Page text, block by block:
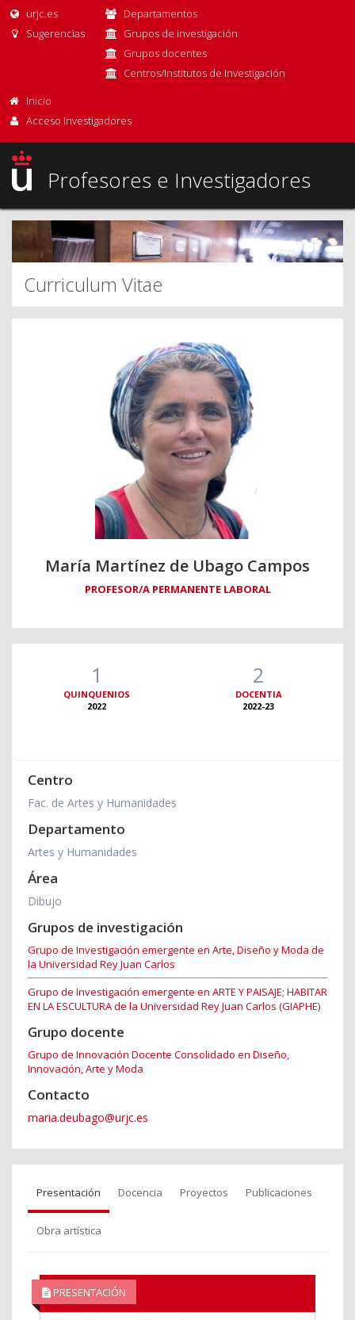
urjc.es
Sugerencias
Departamentos
Grupos de investigación
Grupos docentes
Centros/Institutos de Investigación
Inicio
Acceso Investigadores
Profesores e Investigadores
Curriculum Vitae
María Martínez de Ubago Campos
PROFESOR/A PERMANENTE LABORAL
1
QUINQUENIOS
2022
2
DOCENTIA
2022-23
Centro
Fac. de Artes y Humanidades
Departamento
Artes y Humanidades
Área
Dibujo
Grupos de investigación
Grupo de Investigación emergente en Arte, Diseño y Moda de
la Universidad Rey Juan Carlos
Grupo de Investigación emergente en ARTE Y PAISAJE; HABITAR
EN LA ESCULTURA de la Universidad Rey Juan Carlos (GIAPHE)
Grupo docente
Grupo de Innovación Docente Consolidado en Diseño,
Innovación, Arte y Moda
Contacto
maria.deubago@urjc.es
Presentación Docencia Proyectos Publicaciones
Obra artística
PRESENTACIÓN